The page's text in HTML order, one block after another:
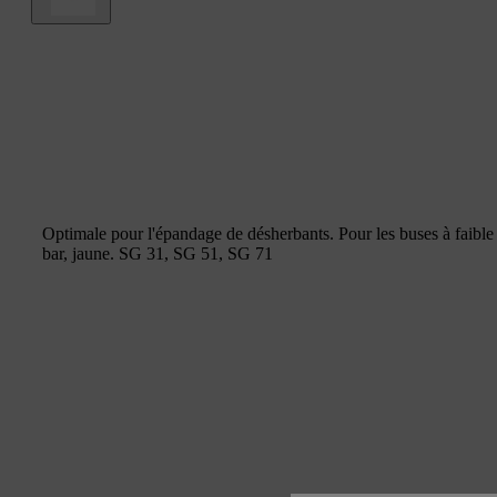
Optimale pour l'épandage de désherbants. Pour les buses à
bar, jaune. SG 31, SG 51, SG 71